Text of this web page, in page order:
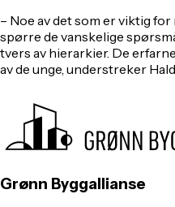
– Noe av det som er viktig
spørre de vanskelige
tvers av hierarkier. De
av de unge, understreker
Grønn Byggallianse